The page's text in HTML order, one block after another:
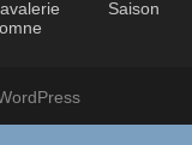
Saison